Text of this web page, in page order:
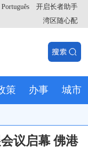
开启长者助手
Português
湾区随心配
策 办事 城市
议启幕 佛港